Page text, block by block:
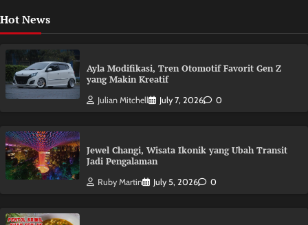
Hot News
Ayla Modifikasi, Tren Otomotif Favorit Gen Z
yang Makin Kreatif
Julian Mitchell July 7, 2026 0
Jewel Changi, Wisata Ikonik yang Ubah Transit
Jadi Pengalaman
Ruby Martin July 5, 2026 0